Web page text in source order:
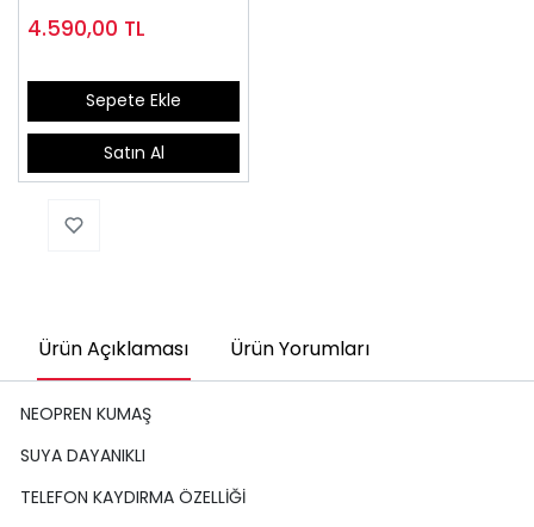
4.590,00 TL
Sepete Ekle
Satın Al
Ürün Açıklaması Ürün Yorumları
NEOPREN KUMAŞ
SUYA DAYANIKLI
TELEFON KAYDIRMA ÖZELLİĞİ